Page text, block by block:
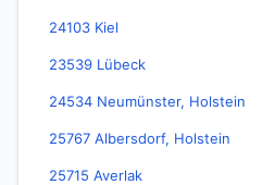
24103 Kiel
23539 Lübeck
24534 Neumünster, Holstein
25767 Albersdorf, Holstein
25715 Averlak